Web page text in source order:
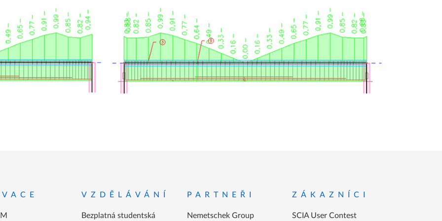
VZDĚLÁVÁNÍ
Bezplatná studentská
PARTNEŘI
Nemetschek Group
ZÁKAZNÍCI
SCIA User Contest